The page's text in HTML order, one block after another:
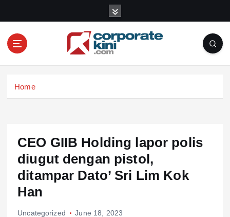
o
Home
CEO GIIB Holding lapor polis
diugut dengan pistol,
ditampar Dato’ Sri Lim Kok
Han
Uncategorized June 18, 2023